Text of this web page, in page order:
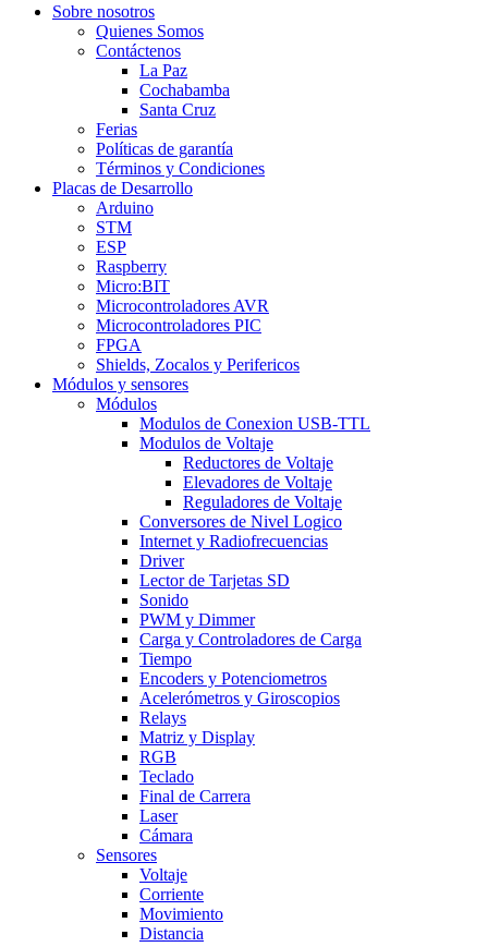
Sobre nosotros
Quienes Somos
Contáctenos
La Paz
Cochabamba
Santa Cruz
Ferias
Políticas de garantía
Términos y Condiciones
Placas de Desarrollo
Arduino
STM
ESP
Raspberry
Micro:BIT
Microcontroladores AVR
Microcontroladores PIC
FPGA
Shields, Zocalos y Perifericos
Módulos y sensores
Módulos
Modulos de Conexion USB-TTL
Modulos de Voltaje
Reductores de Voltaje
Elevadores de Voltaje
Reguladores de Voltaje
Conversores de Nivel Logico
Internet y Radiofrecuencias
Driver
Lector de Tarjetas SD
Sonido
PWM y Dimmer
Carga y Controladores de Carga
Tiempo
Encoders y Potenciometros
Acelerómetros y Giroscopios
Relays
Matriz y Display
RGB
Teclado
Final de Carrera
Laser
Cámara
Sensores
Voltaje
Corriente
Movimiento
Distancia